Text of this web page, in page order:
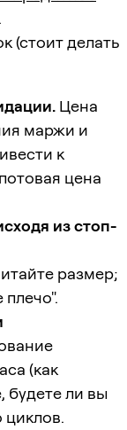
.
(стоит делать
Цена
маржи и
к
цена
из стоп-
размер;
(как
будете ли вы
циклов.